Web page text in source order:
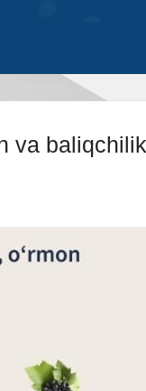
va baliqchilik